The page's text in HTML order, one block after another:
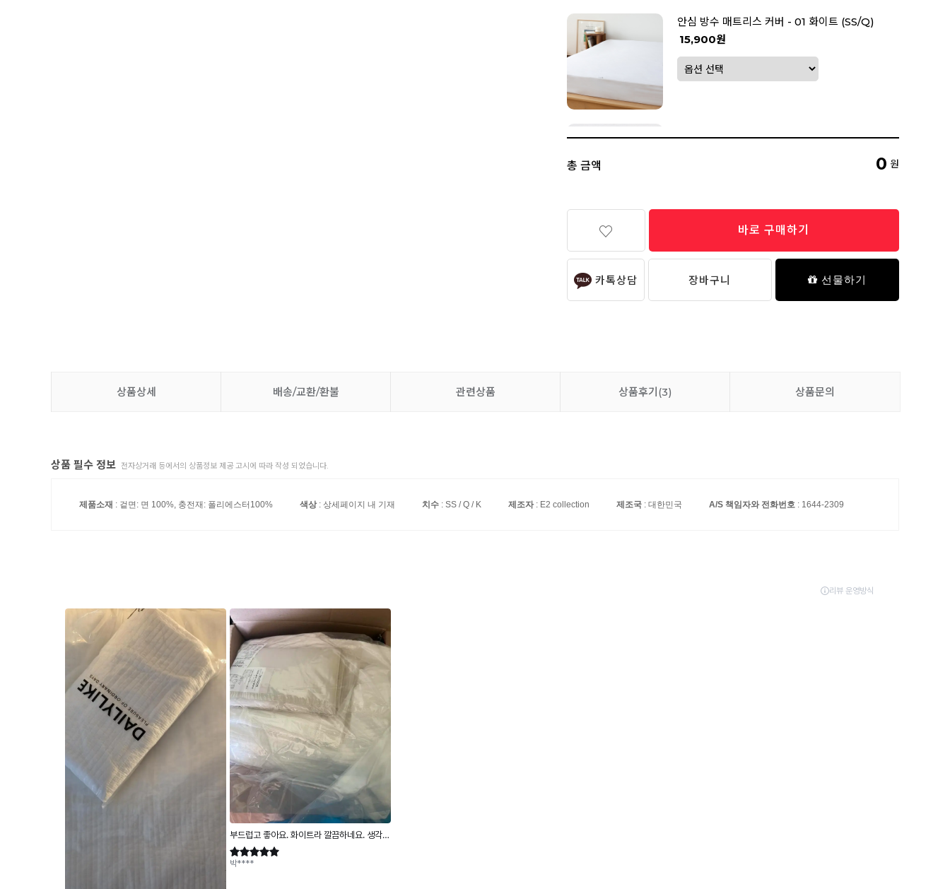
안심 방수 매트리스 커버 - 01 화이트 (SS/Q)
15,900원
14,900원
총 금액 0 원
바로 구매하기
카톡상담 장바구니 선물하기
상품상세 배송/교환/환불 관련상품 상품후기(3) 상품문의
상품 필수 정보 전자상거래 등에서의 상품정보 제공 고시에 따라 작성 되었습니다.
제품소재 : 겉면: 면 100%, 충전재: 폴리에스터100% 색상: 상세페이지 내 기재 치수 : SS / Q / K 제조자: E2 collection 제조국 : 대한민국 A/S 책임자와 전화번호 : 1644-2309